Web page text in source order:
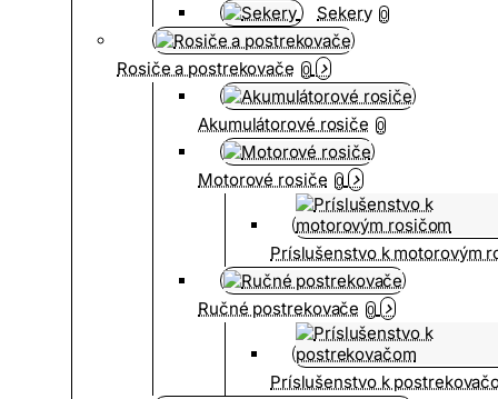
Sekery 0
Rosiče a postrekovače 0
Akumulátorové rosiče 0
Motorové rosiče 0
Príslušenstvo k motorovým
Ručné postrekovače 0
Príslušenstvo k